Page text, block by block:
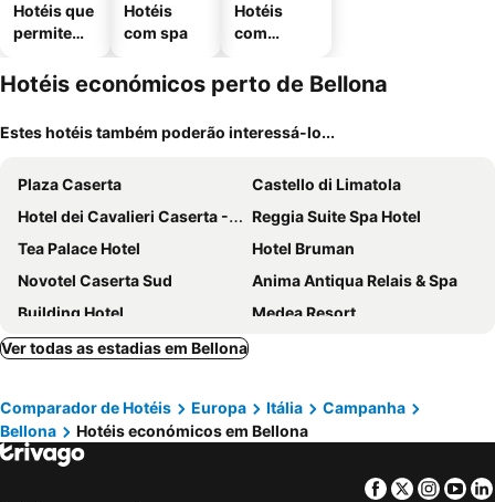
Hotéis que
permitem
Hotéis
com spa
Hotéis
com
mento
Hotéis económicos perto de Bellona
Estes hotéis também poderão interessá-lo...
Plaza Caserta
Castello di Limatola
Hotel dei Cavalieri Caserta - La Reggia
Reggia Suite Spa Hotel
Tea Palace Hotel
Hotel Bruman
Novotel Caserta Sud
Anima Antiqua Relais & Spa
Building Hotel
Medea Resort
Hotel Capys
Grand Hotel Vanvitelli
Inn Naples Airport
Ver todas as estadias em Bellona
Comparador de Hotéis Europa Itália
Campanha
Bellona
Hotéis económicos em Bellona
Facebook
Twitter